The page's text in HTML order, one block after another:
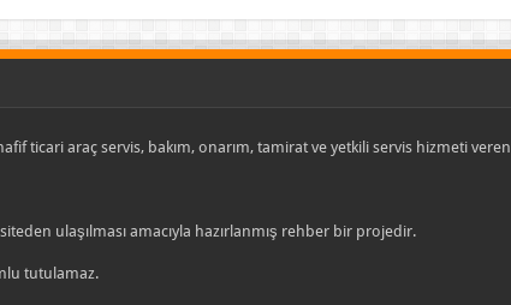
ticari araç servis, bakım, onarım, tamirat ve yetkili servis hizmeti veren
ulaşılması amacıyla hazırlanmış rehber bir projedir.
tutulamaz.